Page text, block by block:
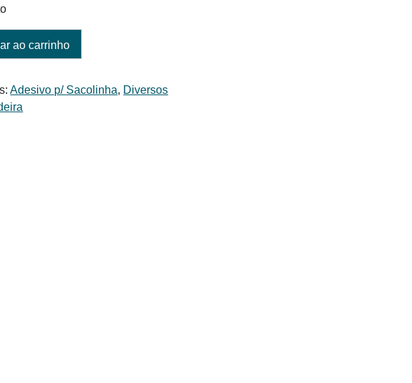
ao carrinho
Adesivo p/ Sacolinha, Diversos